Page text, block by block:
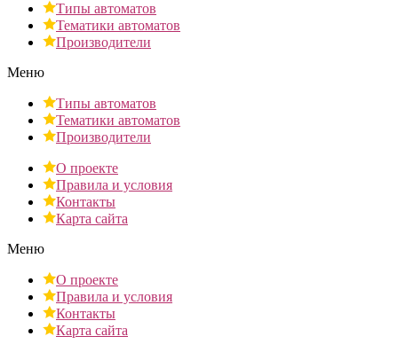
Типы автоматов
Тематики автоматов
Производители
Меню
Типы автоматов
Тематики автоматов
Производители
О проекте
Правила и условия
Контакты
Карта сайта
Меню
О проекте
Правила и условия
Контакты
Карта сайта